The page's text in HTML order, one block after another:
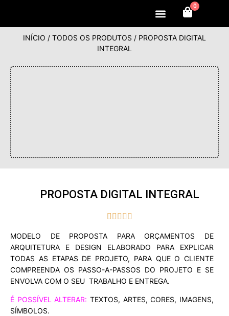
0
INÍCIO / TODOS OS PRODUTOS / PROPOSTA DIGITAL
INTEGRAL
PROPOSTA DIGITAL INTEGRAL
    
MODELO DE PROPOSTA PARA ORÇAMENTOS DE
ARQUITETURA E DESIGN ELABORADO PARA EXPLICAR
TODAS AS ETAPAS DE PROJETO, PARA QUE O CLIENTE
COMPREENDA OS PASSO-A-PASSOS DO PROJETO E SE
ENVOLVA COM O SEU TRABALHO E ENTREGA.
É POSSÍVEL ALTERAR: TEXTOS, ARTES, CORES, IMAGENS,
SÍMBOLOS.